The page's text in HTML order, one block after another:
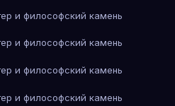
и философский камень
и философский камень
и философский камень
и философский камень